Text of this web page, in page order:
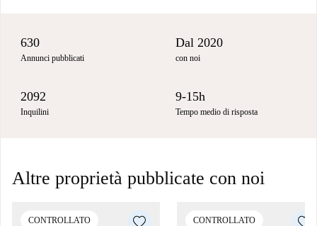
630
Annunci pubblicati
Dal 2020
con noi
2092
Inquilini
9-15h
Tempo medio di risposta
Altre proprietà pubblicate con noi
CONTROLLATO CONTROLLATO